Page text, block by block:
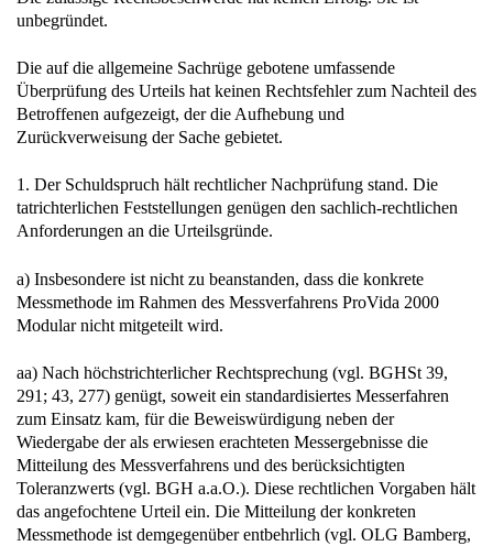
unbegründet.
Die auf die allgemeine Sachrüge gebotene umfassende
Überprüfung des Urteils hat keinen Rechtsfehler zum Nachteil des
Betroffenen aufgezeigt, der die Aufhebung und
Zurückverweisung der Sache gebietet.
1. Der Schuldspruch hält rechtlicher Nachprüfung stand. Die
tatrichterlichen Feststellungen genügen den sachlich-rechtlichen
Anforderungen an die Urteilsgründe.
a) Insbesondere ist nicht zu beanstanden, dass die konkrete
Messmethode im Rahmen des Messverfahrens ProVida 2000
Modular nicht mitgeteilt wird.
aa) Nach höchstrichterlicher Rechtsprechung (vgl. BGHSt 39,
291; 43, 277) genügt, soweit ein standardisiertes Messerfahren
zum Einsatz kam, für die Beweiswürdigung neben der
Wiedergabe der als erwiesen erachteten Messergebnisse die
Mitteilung des Messverfahrens und des berücksichtigten
Toleranzwerts (vgl. BGH a.a.O.). Diese rechtlichen Vorgaben hält
das angefochtene Urteil ein. Die Mitteilung der konkreten
Messmethode ist demgegenüber entbehrlich (vgl. OLG Bamberg,